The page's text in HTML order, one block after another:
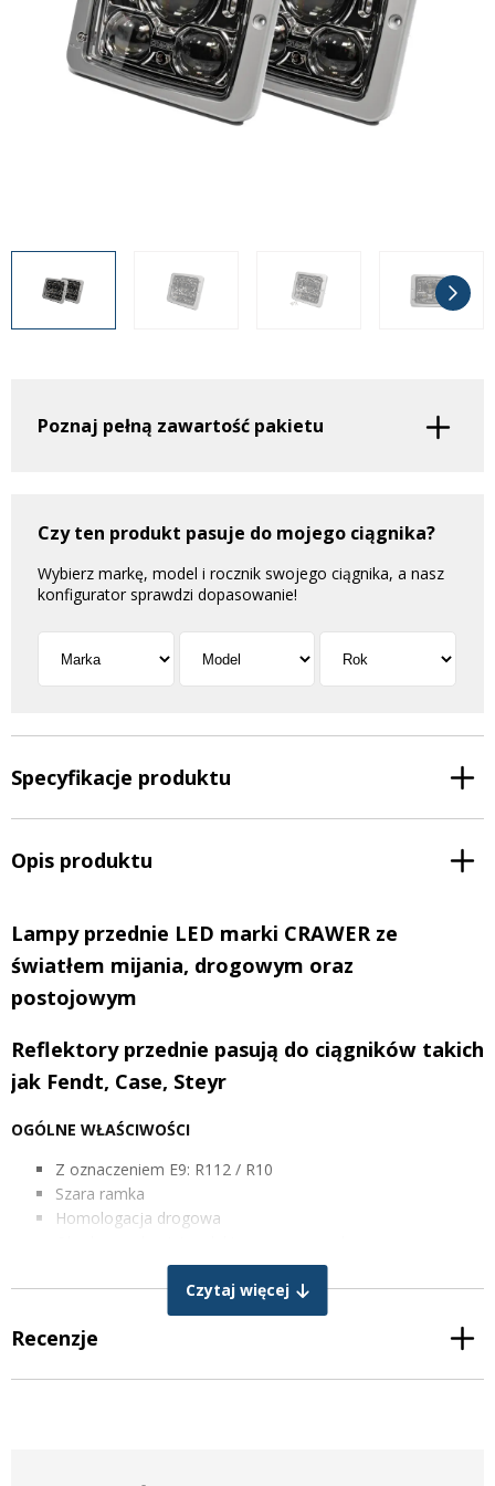
Często zadawane pytania
Kontakt
Bezpłatny projekt oświetlenia
+48 81 884 70 94
info@agraled.pl
Inne akcesoria
Często zadawane pytania
Kontakt
Poznaj pełną zawartość pakietu
Czy ten produkt pasuje do mojego ciągnika?
Wybierz markę, model i rocznik swojego ciągnika, a nasz
konfigurator sprawdzi dopasowanie!
Specyfikacje produktu
Opis produktu
Lampy przednie LED marki CRAWER ze
światłem mijania, drogowym oraz
postojowym
Reflektory przednie pasują do ciągników takich
jak Fendt, Case, Steyr
OGÓLNE WŁAŚCIWOŚCI
Z oznaczeniem E9: R112 / R10
Szara ramka
Homologacja drogowa
Funkcje: światła drogowe, mijania, postojowe
Diody LED Osram
Połączenie: wtyczka H4
Materiał lampy: PMMA
Czytaj więcej
Recenzje